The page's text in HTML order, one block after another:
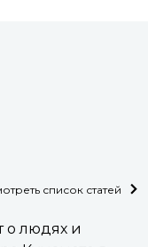
список статей
о людях и